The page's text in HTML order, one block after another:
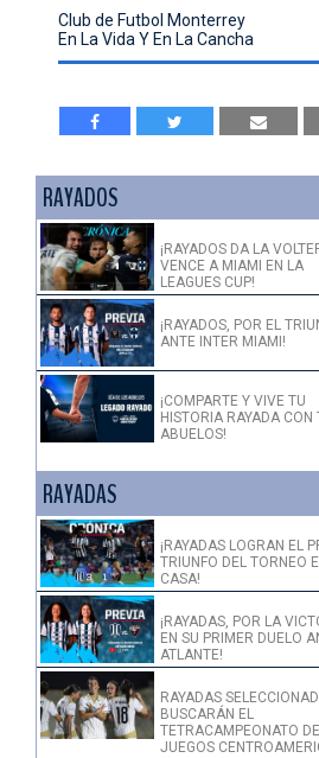
Club de Futbol Monterrey
En La Vida Y En La Cancha
RAYADOS
¡RAYADOS DA LA
VENCE A MIAMI EN LA
LEAGUES CUP!
¡RAYADOS, POR EL
ANTE INTER MIAMI!
¡COMPARTE Y VIVE TU
HISTORIA RAYADA CON
ABUELOS!
RAYADAS
¡RAYADAS LOGRAN EL
TRIUNFO DEL TORNEO
CASA!
¡RAYADAS, POR LA
EN SU PRIMER DUELO
ATLANTE!
RAYADAS
BUSCARÁN EL
TETRACAMPEONATO
JUEGOS